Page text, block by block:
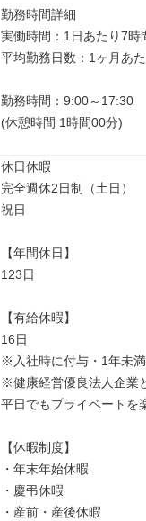
勤務時間詳細
実働時間：1日あたり7時
平均勤務日数：1ヶ月あ
勤務時間：9:00～17:30
(休憩時間 1時間00分)
休日休暇
完全週休2日制（土日）
祝日
【年間休日】
123日
【有給休暇】
16日
※入社時に付与・1年未
※健康経営優良法人企業
平日でもプライベートを
【休暇制度】
・年末年始休暇
・慶弔休暇
・産前・産後休暇